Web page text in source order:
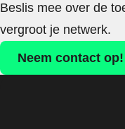
Beslis mee over de
vergroot je netwerk.
Neem contact op!